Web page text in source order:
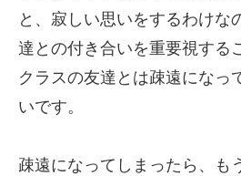
と、寂しい思いをするわけな
達との付き合いを重要視する
クラスの友達とは疎遠になっ
いです。
疎遠になってしまったら、も